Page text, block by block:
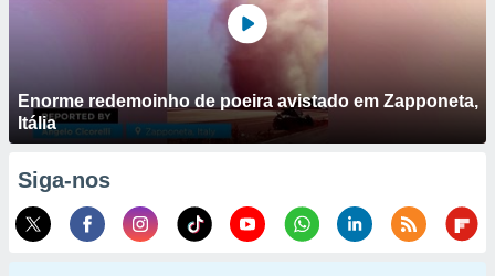
Enorme redemoinho de poeira avistado em Zapponeta,
Itália
Siga-nos